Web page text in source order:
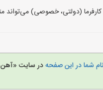
کارفرما (دولتی، خصوصی)
شما در این صفحهدر سایت «آهن